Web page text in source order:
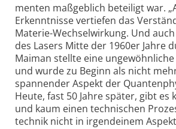
menten maß­geblich betei­ligt war.
Erkennt­nisse vertiefen das
Materie-Wechsel­wirkung. Und
des Lasers Mitte der 1960er Jahre
Maiman stellte eine
und wurde zu Beginn als nicht
spannender Aspekt der
Heute, fast 50 Jahre später, gibt es
und kaum einen tech­nischen
technik nicht in irgend­einem